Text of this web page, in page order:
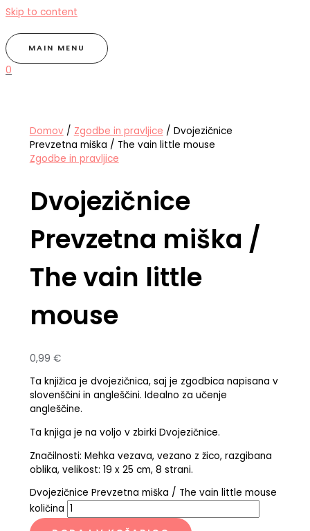
Skip to content
MAIN MENU
0
Domov/ Zgodbe in pravljice / Dvojezičnice
Prevzetna miška / The vain little mouse
Zgodbe in pravljice
Dvojezičnice
Prevzetna miška /
The vain little
mouse
0,99 €
Ta knjižica je dvojezičnica, saj je zgodbica napisana v
slovenščini in angleščini. Idealno za učenje
angleščine.
Ta knjiga je na voljo v zbirki Dvojezičnice.
Značilnosti: Mehka vezava, vezano z žico, razgibana
oblika, velikost: 19 x 25 cm, 8 strani.
Dvojezičnice Prevzetna miška / The vain little mouse
količina